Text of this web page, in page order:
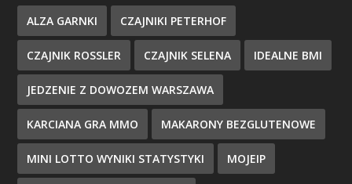
ALZA GARNKI CZAJNIKI PETERHOF
CZAJNIK ROSSLER CZAJNIK SELENA IDEALNE BMI
JEDZENIE Z DOWOZEM WARSZAWA
KARCIANA GRA MMO MAKARONY BEZGLUTENOWE
MINI LOTTO WYNIKI STATYSTYKI MOJEIP